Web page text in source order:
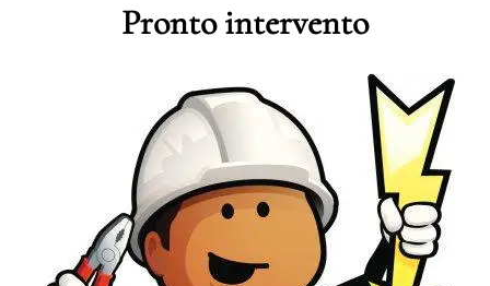
Pronto intervento